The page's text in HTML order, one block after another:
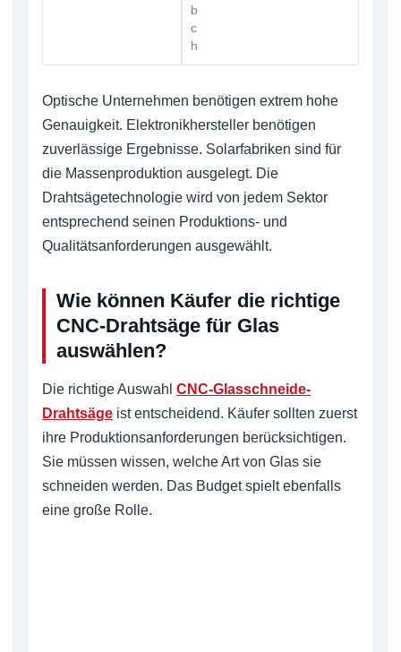
lo
c
h
Optische Unternehmen benötigen extrem hohe
Genauigkeit. Elektronikhersteller benötigen
zuverlässige Ergebnisse. Solarfabriken sind für
die Massenproduktion ausgelegt. Die
Drahtsägetechnologie wird von jedem Sektor
entsprechend seinen Produktions- und
Qualitätsanforderungen ausgewählt.
Wie können Käufer die richtige
CNC-Drahtsäge für Glas
auswählen?
Die richtige Auswahl CNC-Glasschneide-
Drahtsäge ist entscheidend. Käufer sollten zuerst
ihre Produktionsanforderungen berücksichtigen.
Sie müssen wissen, welche Art von Glas sie
schneiden werden. Das Budget spielt ebenfalls
eine große Rolle.